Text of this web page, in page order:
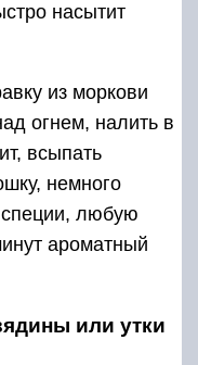
насытит
из моркови
огнем, налить в
всыпать
немного
специи, любую
ароматный
или утки